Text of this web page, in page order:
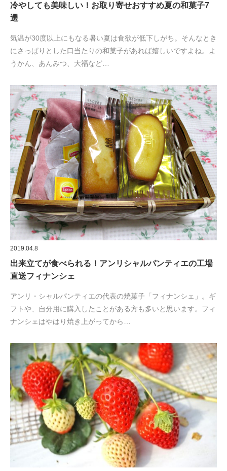
冷やしても美味しい！お取り寄せおすすめ夏の和菓子7
選
気温が30度以上にもなる暑い夏は食欲が低下しがち。そんなとき
にさっぱりとした口当たりの和菓子があれば嬉しいですよね。よ
うかん、あんみつ、大福など…
2019.04.8
出来立てが食べられる！アンリシャルパンティエの工場
直送フィナンシェ
アンリ・シャルパンティエの代表の焼菓子「フィナンシェ」。ギ
フトや、自分用に購入したことがある方も多いと思います。フィ
ナンシェはやはり焼き上がってから…